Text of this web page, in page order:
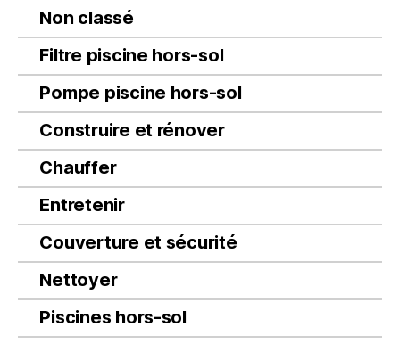
Non classé
Filtre piscine hors-sol
Pompe piscine hors-sol
Construire et rénover
Chauffer
Entretenir
Couverture et sécurité
Nettoyer
Piscines hors-sol